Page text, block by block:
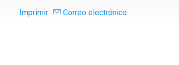
Imprimir Correo electrónico